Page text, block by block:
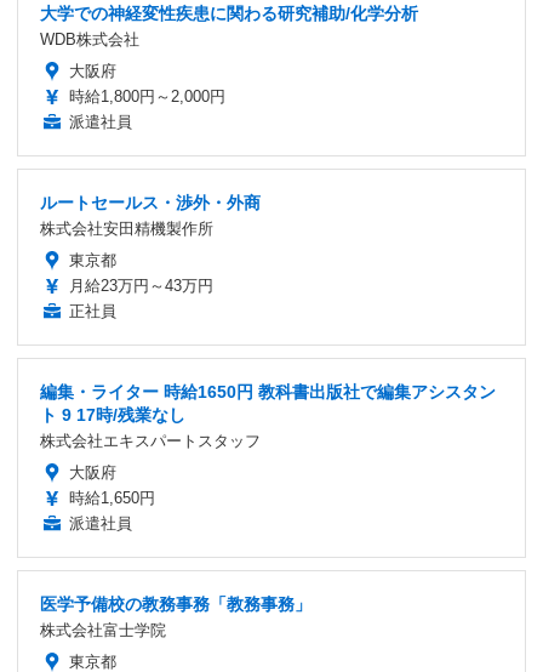
大学での神経変性疾患に関わる研究補助/化学分析
WDB株式会社
大阪府
時給1,800円～2,000円
派遣社員
ルートセールス・渉外・外商
株式会社安田精機製作所
東京都
月給23万円～43万円
正社員
編集・ライター 時給1650円 教科書出版社で編集アシスタン
ト 9 17時/残業なし
株式会社エキスパートスタッフ
大阪府
時給1,650円
派遣社員
医学予備校の教務事務「教務事務」
株式会社富士学院
東京都